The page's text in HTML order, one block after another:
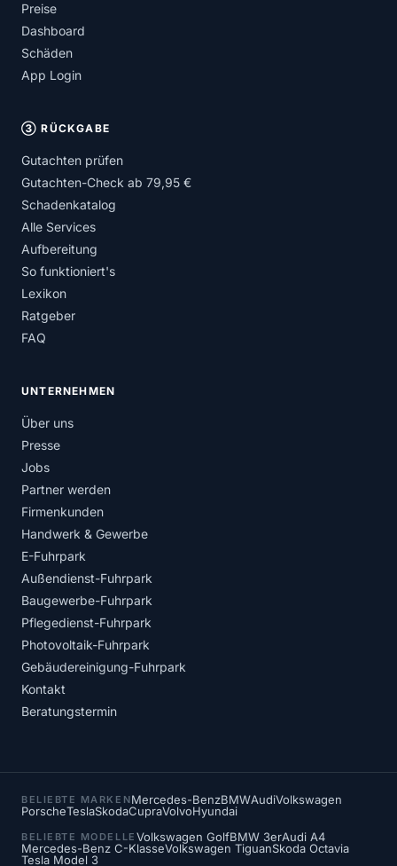
Preise
Dashboard
Schäden
App Login
③ RÜCKGABE
Gutachten prüfen
Gutachten-Check ab 79,95 €
Schadenkatalog
Alle Services
Aufbereitung
So funktioniert's
Lexikon
Ratgeber
FAQ
UNTERNEHMEN
Über uns
Presse
Jobs
Partner werden
Firmenkunden
Handwerk & Gewerbe
E-Fuhrpark
Außendienst-Fuhrpark
Baugewerbe-Fuhrpark
Pflegedienst-Fuhrpark
Photovoltaik-Fuhrpark
Gebäudereinigung-Fuhrpark
Kontakt
Beratungstermin
BELIEBTE MARKENMercedes-BenzBMWAudiVolkswagen
PorscheTeslaSkodaCupraVolvoHyundai
BELIEBTE MODELLE Volkswagen GolfBMW 3erAudi A4
Mercedes-Benz C-KlasseVolkswagen TiguanSkoda Octavia
Tesla Model 3